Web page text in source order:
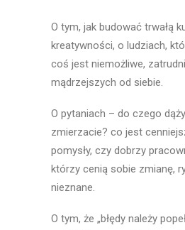
O tym, jak budować trwałą
kreatywności, o ludziach,
coś jest niemożliwe,
mądrzejszych od siebie.
O pytaniach – do czego
zmierzacie? co jest
pomysły, czy dobrzy
którzy cenią sobie zmianę,
nieznane.
O tym, że „błędy należy